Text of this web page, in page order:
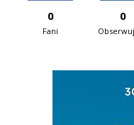
0
Fani
0